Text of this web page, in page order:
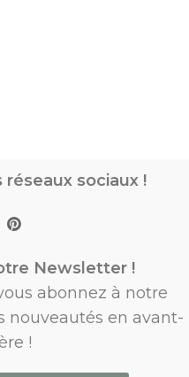
sociaux !
Newsletter !
abonnez à notre
nouveautés en avant-
!